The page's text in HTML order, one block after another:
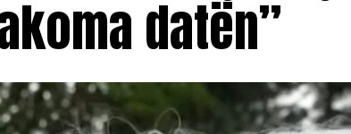
datën”